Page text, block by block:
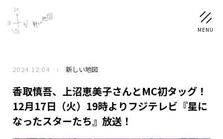
NEWS
SCHEDULE
2024.12.04 新しい地図
香取慎吾、上沼恵美子さんとMC初タッグ！
12月17日（火）19時よりフジテレビ『星に
なったスターたち』放送！